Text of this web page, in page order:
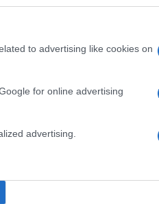
to advertising like cookies on
for online advertising
advertising.
τους ήταν «καλή».